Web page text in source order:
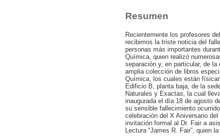
Resumen
Recientemente los profesores
recibimos la triste noticia del
personas más importantes
Química, quien realizó
separación y, en particular, de
amplia colección de libros
Química, los cuales están
Edificio B, planta baja, de la
Naturales y Exactas, la cual
inaugurada el día 18 de agosto
su sensible fallecimiento
celebración del X Aniversario
invitación formal al Dr. Fair a
Lectura “James R. Fair”, quien